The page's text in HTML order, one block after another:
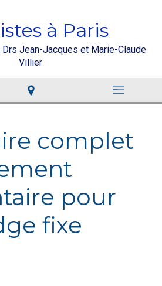
à Paris
Jean-Jacques et Marie-Claude
Villier
complet
pour
fixe